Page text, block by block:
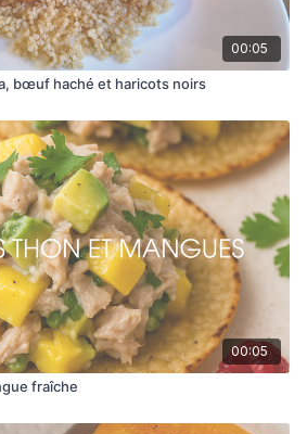
00:05
bœuf haché et haricots noirs
00:05
fraîche